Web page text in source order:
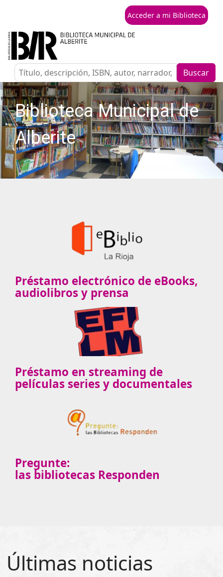
Acceder a mi Biblioteca
Buscar
Biblioteca Municipal de
Alberite
Préstamo electrónico de eBooks,
audiolibros y prensa
Préstamo en streaming de
películas series y documentales
Pregunte:
las bibliotecas Responden
Últimas noticias